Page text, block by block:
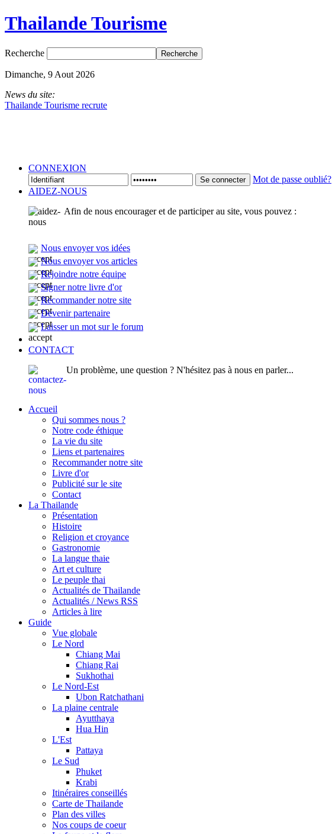
Thailande Tourisme
Recherche
Dimanche, 9 Aout 2026
News du site:
Thailande Tourisme recrute
CONNEXION
Se connecter Mot de passe oublié?
AIDEZ-NOUS
Afin de nous encourager et de participer au site, vous pouvez :
Nous envoyer vos idées
Nous envoyer vos articles
Rejoindre notre équipe
Signer notre livre d'or
Recommander notre site
Devenir partenaire
Laisser un mot sur le forum
CONTACT
Un problème, une question ? N'hésitez pas à nous en parler...
Accueil
Qui sommes nous ?
Notre code éthique
La vie du site
Liens et partenaires
Recommander notre site
Livre d'or
Publicité sur le site
Contact
La Thailande
Présentation
Histoire
Religion et croyance
Gastronomie
La langue thaie
Art et culture
Le peuple thai
Actualités de Thailande
Actualités / News RSS
Articles à lire
Guide
Vue globale
Le Nord
Chiang Mai
Chiang Rai
Sukhothai
Le Nord-Est
Ubon Ratchathani
La plaine centrale
Ayutthaya
Hua Hin
L'Est
Pattaya
Le Sud
Phuket
Krabi
Itinéraires conseillés
Carte de Thailande
Plan des villes
Nos coups de coeur